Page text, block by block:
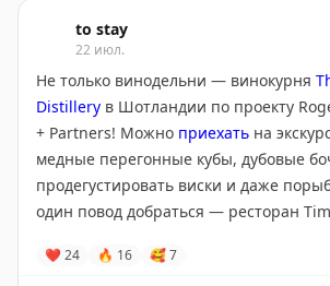
to stay
22 июл.
Не только винодельни — винокурня
Distillery в Шотландии по проекту
+ Partners! Можно приехать на
медные перегонные кубы, дубовые
продегустировать виски и даже
один повод добраться — ресторан
Roca. #Великобритания
❤ 24 🔥 16 🥰7